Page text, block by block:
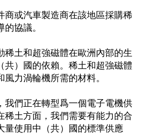
商或汽車製造商在該地區採購稀
協議。
稀土和超強磁體在歐洲內部的生
共）國的依賴。稀土和超強磁體
力渦輪機所需的材料。
我們正在轉型爲一個電子電機供
稀土方面，我們需要有能力的合
量使用中（共）國的標準供應